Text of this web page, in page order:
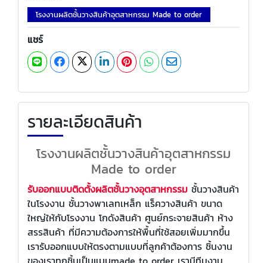
โรงงานผลิตชั้นวางสินค้าอุตสาหกรรม Made to order
แชร์
รายละเอียดสินค้า
โรงงานผลิตชั้นวางสินค้าอุตสาหกรรม
Made to order
รับออกแบบติดตั้งผลิตชั้นวางอุตสาหกรรม ชั้นวางสินค้า
ในโรงงาน ชั้นวางพาเลทเหล็ก แร็ควางสินค้า ขนาด
ใหญ่ให้กับโรงงาน โกดังสินค้า ศูนย์กระจายสินค้า ห้าง
สรรสินค้า ที่มีความต้องการให้พื้นที่ใช้สอยเพิ่มมากขึ้น
เรารับออกแบบให้ตรงตามแบบที่ลูกค้าต้องการ ชิ้นงาน